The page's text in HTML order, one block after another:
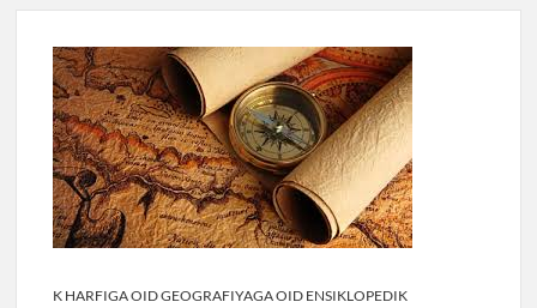
K HARFIGA OID GEOGRAFIYAGA OID ENSIKLOPEDIK